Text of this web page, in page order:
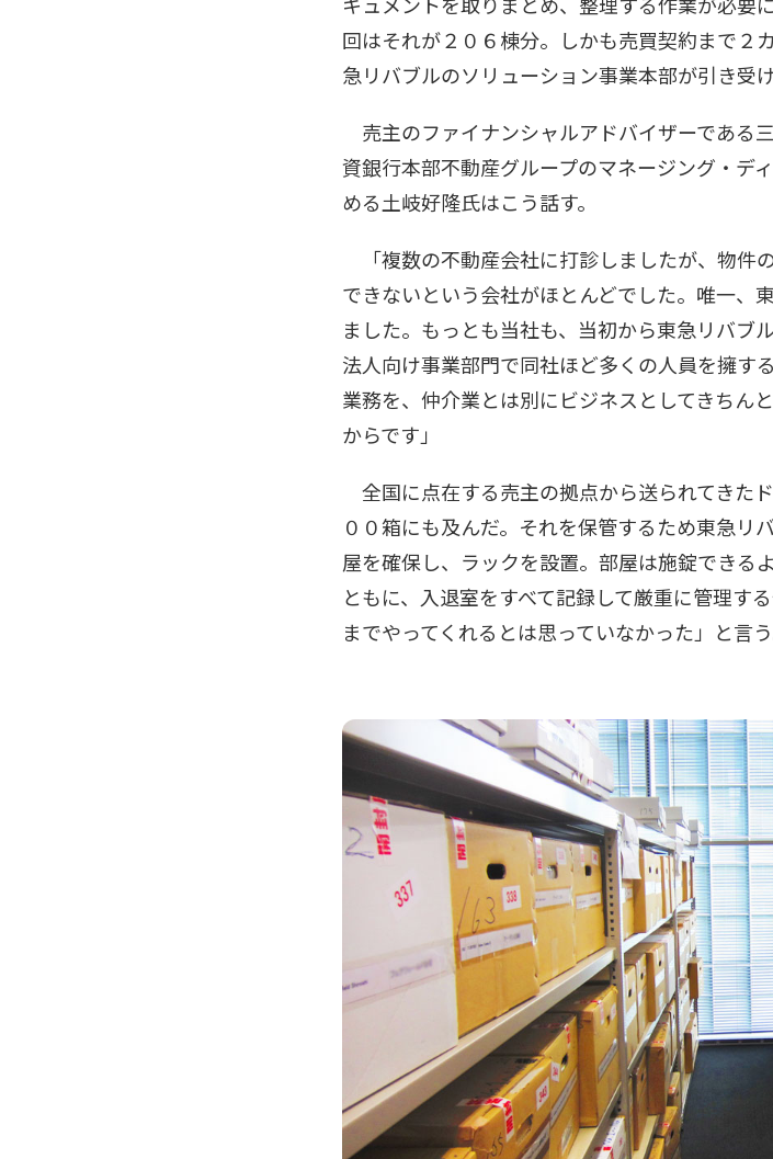
回はそれが２０６棟分。しかも売買契約まで２
急リバブルのソリューション事業本部が引き受け
売主のファイナンシャルアドバイザーである
資銀行本部不動産グループのマネージング・デ
める土岐好隆氏はこう話す。
「複数の不動産会社に打診しましたが、物件
できないという会社がほとんどでした。唯一、
ました。もっとも当社も、当初から東急リバブ
法人向け事業部門で同社ほど多くの人員を擁す
業務を、仲介業とは別にビジネスとしてきちん
からです」
全国に点在する売主の拠点から送られてきた
００箱にも及んだ。それを保管するため東急リ
屋を確保し、ラックを設置。部屋は施錠できる
ともに、入退室をすべて記録して厳重に管理す
までやってくれるとは思っていなかった」と言う